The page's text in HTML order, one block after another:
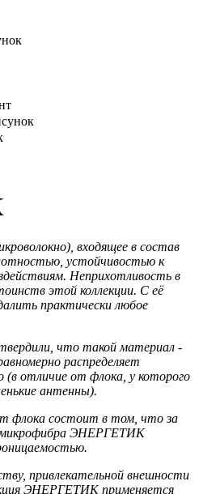
входящее в состав
устойчивостью к
Неприхотливость в
этой коллекции. С её
практически любое
что такой материал -
распределяет
(в отличие от флока, у которого
антенны).
флока состоит в том, что за
микрофибра ЭНЕРГЕТИК
привлекательной внешности
ЭНЕРГЕТИК применяется